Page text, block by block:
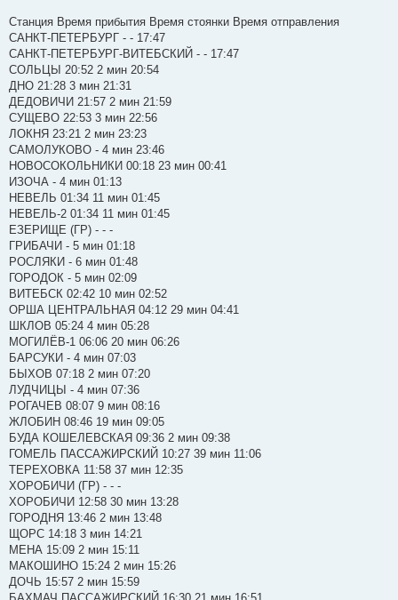
Станция Время прибытия Время стоянки Время отправления
САНКТ-ПЕТЕРБУРГ - - 17:47
САНКТ-ПЕТЕРБУРГ-ВИТЕБСКИЙ - - 17:47
СОЛЬЦЫ 20:52 2 мин 20:54
ДНО 21:28 3 мин 21:31
ДЕДОВИЧИ 21:57 2 мин 21:59
СУЩЕВО 22:53 3 мин 22:56
ЛОКНЯ 23:21 2 мин 23:23
САМОЛУКОВО - 4 мин 23:46
НОВОСОКОЛЬНИКИ 00:18 23 мин 00:41
ИЗОЧА - 4 мин 01:13
НЕВЕЛЬ 01:34 11 мин 01:45
НЕВЕЛЬ-2 01:34 11 мин 01:45
ЕЗЕРИЩЕ (ГР) - - -
ГРИБАЧИ - 5 мин 01:18
РОСЛЯКИ - 6 мин 01:48
ГОРОДОК - 5 мин 02:09
ВИТЕБСК 02:42 10 мин 02:52
ОРША ЦЕНТРАЛЬНАЯ 04:12 29 мин 04:41
ШКЛОВ 05:24 4 мин 05:28
МОГИЛЁВ-1 06:06 20 мин 06:26
БАРСУКИ - 4 мин 07:03
БЫХОВ 07:18 2 мин 07:20
ЛУДЧИЦЫ - 4 мин 07:36
РОГАЧЕВ 08:07 9 мин 08:16
ЖЛОБИН 08:46 19 мин 09:05
БУДА КОШЕЛЕВСКАЯ 09:36 2 мин 09:38
ГОМЕЛЬ ПАССАЖИРСКИЙ 10:27 39 мин 11:06
ТЕРЕХОВКА 11:58 37 мин 12:35
ХОРОБИЧИ (ГР) - - -
ХОРОБИЧИ 12:58 30 мин 13:28
ГОРОДНЯ 13:46 2 мин 13:48
ЩОРС 14:18 3 мин 14:21
МЕНА 15:09 2 мин 15:11
МАКОШИНО 15:24 2 мин 15:26
ДОЧЬ 15:57 2 мин 15:59